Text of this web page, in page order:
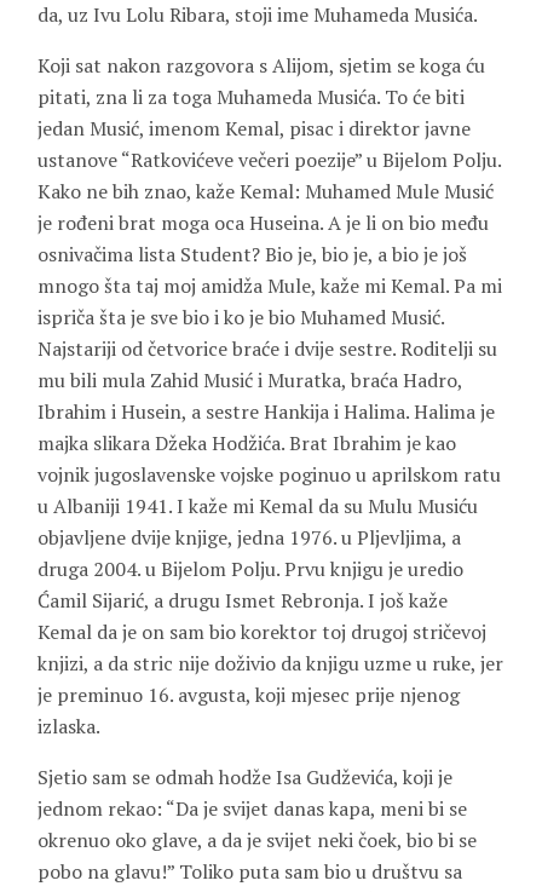
da, uz Ivu Lolu Ribara, stoji ime Muhameda Musića.
Koji sat nakon razgovora s Alijom, sjetim se koga ću
pitati, zna li za toga Muhameda Musića. To će biti
jedan Musić, imenom Kemal, pisac i direktor javne
ustanove “Ratkovićeve večeri poezije” u Bijelom Polju.
Kako ne bih znao, kaže Kemal: Muhamed Mule Musić
je rođeni brat moga oca Huseina. A je li on bio među
osnivačima lista Student? Bio je, bio je, a bio je još
mnogo šta taj moj amidža Mule, kaže mi Kemal. Pa mi
ispriča šta je sve bio i ko je bio Muhamed Musić.
Najstariji od četvorice braće i dvije sestre. Roditelji su
mu bili mula Zahid Musić i Muratka, braća Hadro,
Ibrahim i Husein, a sestre Hankija i Halima. Halima je
majka slikara Džeka Hodžića. Brat Ibrahim je kao
vojnik jugoslavenske vojske poginuo u aprilskom ratu
u Albaniji 1941. I kaže mi Kemal da su Mulu Musiću
objavljene dvije knjige, jedna 1976. u Pljevljima, a
druga 2004. u Bijelom Polju. Prvu knjigu je uredio
Ćamil Sijarić, a drugu Ismet Rebronja. I još kaže
Kemal da je on sam bio korektor toj drugoj stričevoj
knjizi, a da stric nije doživio da knjigu uzme u ruke, jer
je preminuo 16. avgusta, koji mjesec prije njenog
izlaska.
Sjetio sam se odmah hodže Isa Gudževića, koji je
jednom rekao: “Da je svijet danas kapa, meni bi se
okrenuo oko glave, a da je svijet neki čoek, bio bi se
pobo na glavu!” Toliko puta sam bio u društvu sa